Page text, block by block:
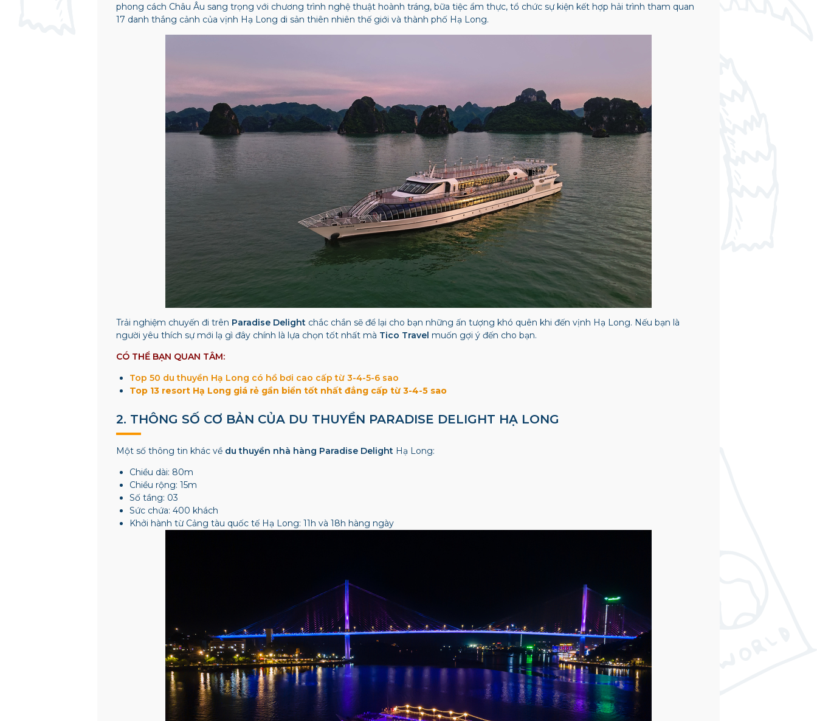
phong cách Châu Âu sang trọng với chương trình nghệ thuật hoành tráng, bữa tiệc ẩm thực, tổ chức sự kiện kết hợp hải trình tham quan
17 danh thắng cảnh của vịnh Hạ Long di sản thiên nhiên thế giới và thành phố Hạ Long.
Trải nghiệm chuyến đi trên Paradise Delightchắc chắn sẽ để lại cho bạn những ấn tượng khó quên khi đến vịnh Hạ Long. Nếu bạn là
người yêu thích sự mới lạ gì đây chính là lựa chọn tốt nhất mà Tico Travel muốn gợi ý đến cho bạn.
CÓ THỂ BẠN QUAN TÂM:
Top 50 du thuyền Hạ Long có hồ bơi cao cấp từ 3-4-5-6 sao
Top 13 resort Hạ Long giá rẻ gần biển tốt nhất đẳng cấp từ 3-4-5 sao
2. THÔNG SỐ CƠ BẢN CỦA DU THUYỀN PARADISE DELIGHT HẠ LONG
Một số thông tin khác vềdu thuyền nhà hàng Paradise Delight Hạ Long:
Chiều dài: 80m
Chiều rộng: 15m
Số tầng: 03
Sức chứa: 400 khách
Khởi hành từ Cảng tàu quốc tế Hạ Long: 11h và 18h hàng ngày